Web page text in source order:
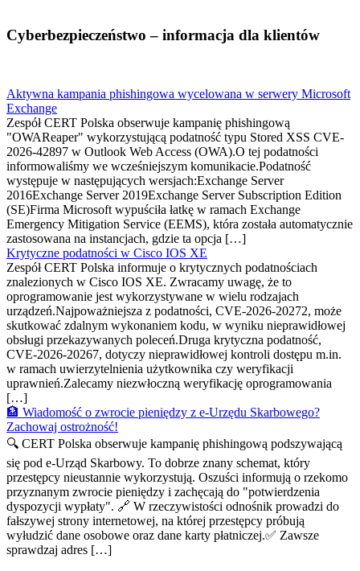
Cyberbezpieczeństwo – informacja dla klientów
Aktywna kampania phishingowa wycelowana w serwery Microsoft
Exchange
Zespół CERT Polska obserwuje kampanię phishingową
"OWAReaper" wykorzystującą podatność typu Stored XSS CVE-
2026-42897 w Outlook Web Access (OWA).O tej podatności
informowaliśmy we wcześniejszym komunikacie.Podatność
występuje w następujących wersjach:Exchange Server
2016Exchange Server 2019Exchange Server Subscription Edition
(SE)Firma Microsoft wypuściła łatkę w ramach Exchange
Emergency Mitigation Service (EEMS), która została automatycznie
zastosowana na instancjach, gdzie ta opcja […]
Krytyczne podatności w Cisco IOS XE
Zespół CERT Polska informuje o krytycznych podatnościach
znalezionych w Cisco IOS XE. Zwracamy uwagę, że to
oprogramowanie jest wykorzystywane w wielu rodzajach
urządzeń.Najpoważniejsza z podatności, CVE-2026-20272, może
skutkować zdalnym wykonaniem kodu, w wyniku nieprawidłowej
obsługi przekazywanych poleceń.Druga krytyczna podatność,
CVE-2026-20267, dotyczy nieprawidłowej kontroli dostępu m.in.
w ramach uwierzytelnienia użytkownika czy weryfikacji
uprawnień.Zalecamy niezwłoczną weryfikację oprogramowania
[…]
🏦 Wiadomość o zwrocie pieniędzy z e-Urzędu Skarbowego?
Zachowaj ostrożność!
🔍 CERT Polska obserwuje kampanię phishingową podszywającą
się pod e-Urząd Skarbowy. To dobrze znany schemat, który
przestępcy nieustannie wykorzystują. Oszuści informują o rzekomo
przyznanym zwrocie pieniędzy i zachęcają do "potwierdzenia
dyspozycji wypłaty". 🔗 W rzeczywistości odnośnik prowadzi do
fałszywej strony internetowej, na której przestępcy próbują
wyłudzić dane osobowe oraz dane karty płatniczej.✅ Zawsze
sprawdzaj adres […]